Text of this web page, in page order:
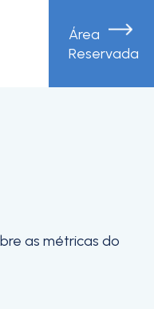
as
as métricas do
Área
Reservada